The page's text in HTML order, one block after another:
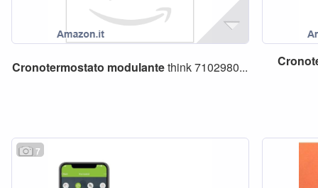
Cronotermostato modulantethink 7102980...
7